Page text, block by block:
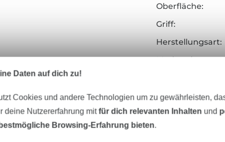
Oberfläche:
Griff:
Herstellungsart:
Merkmale:
Hersteller-
Daten auf dich zu!
Cookies und andere Technologien um zu gewährleisten,
deine Nutzererfahrung mitfür dich relevanten Inhalten und
bestmögliche Browsing-Erfahrung bieten.